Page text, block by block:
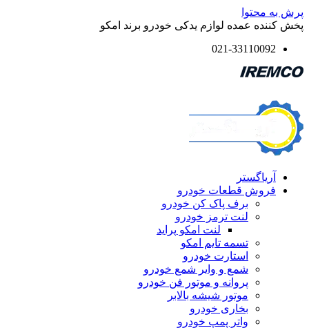
پرش به محتوا
پخش کننده عمده لوازم یدکی خودرو برند امکو
021-33110092
آریاگستر
فروش قطعات خودرو
برف پاک کن خودرو
لنت ترمز خودرو
لنت امکو پراید
تسمه تایم امکو
استارت خودرو
شمع و وایر شمع خودرو
پروانه و موتور فن خودرو
موتور شیشه بالابر
بخاری خودرو
واتر پمپ خودرو